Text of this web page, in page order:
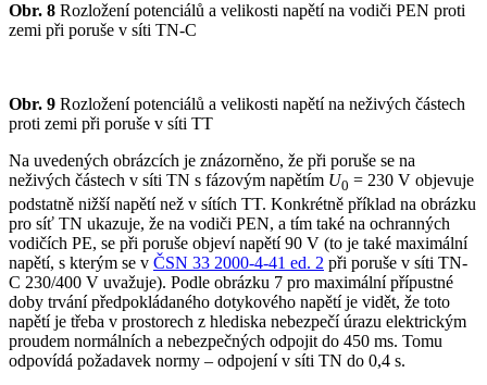
Obr. 8 Rozložení potenciálů a velikosti napětí na vodiči PEN proti
zemi při poruše v síti TN-C
Obr. 9 Rozložení potenciálů a velikosti napětí na neživých částech
proti zemi při poruše v síti TT
Na uvedených obrázcích je znázorněno, že při poruše se na
neživých částech v síti TN s fázovým napětím U0 = 230 V objevuje
podstatně nižší napětí než v sítích TT. Konkrétně příklad na obrázku
pro síť TN ukazuje, že na vodiči PEN, a tím také na ochranných
vodičích PE, se při poruše objeví napětí 90 V (to je také maximální
napětí, s kterým se v ČSN 33 2000-4-41 ed. 2 při poruše v síti TN-
C 230/400 V uvažuje). Podle obrázku 7 pro maximální přípustné
doby trvání předpokládaného dotykového napětí je vidět, že toto
napětí je třeba v prostorech z hlediska nebezpečí úrazu elektrickým
proudem normálních a nebezpečných odpojit do 450 ms. Tomu
odpovídá požadavek normy – odpojení v síti TN do 0,4 s.